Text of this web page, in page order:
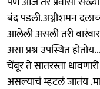
बंद पडली.अग्नीशमन
आलेली असली तरी
असा प्रश्न उपस्थित
चेंबूर ते सातरस्ता
असल्याचं म्हटलं जातंय